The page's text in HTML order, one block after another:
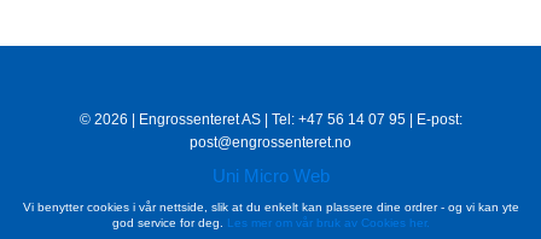
© 2026 | Engrossenteret AS | Tel: +47 56 14 07 95 | E-post:
post@engrossenteret.no
Uni Micro Web
Vi benytter cookies i vår nettside, slik at du enkelt kan plassere dine ordrer - og vi kan yte
god service for deg.
Les mer om vår bruk av Cookies her.